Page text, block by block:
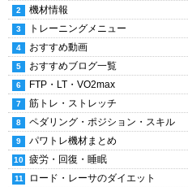
機材情報
トレーニングメニュー
おすすめ動画
おすすめブログ一覧
FTP・LT・VO2max
筋トレ・ストレッチ
ペダリング・ポジション・スキル
パワトレ機材まとめ
疲労・回復・睡眠
ロード・レーサのダイエット